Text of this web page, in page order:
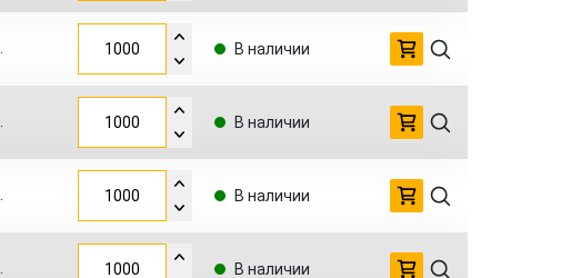
В наличии
В наличии
В наличии
В наличии